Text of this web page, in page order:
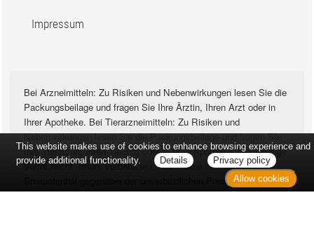
Impressum
Bei Arzneimitteln: Zu Risiken und Nebenwirkungen lesen Sie die
Packungsbeilage und fragen Sie Ihre Ärztin, Ihren Arzt oder in
Ihrer Apotheke. Bei Tierarzneimitteln: Zu Risiken und
Nebenwirkungen lesen Sie die Packungsbeilage und fragen Sie
Ihre Tierärztin, Ihren Tierarzt oder in Ihrer Apotheke. Nur solange
Vorrat reicht. Irrtum vorbehalten. Alle Preise inkl. MwSt. *
Sparpotential gegenüber der unverbindlichen Preisempfehlung
des Herstellers (UVP) oder der unverbindlichen
This website makes use of cookies to enhance browsing experience and
provide additional functionality.
Details
Privacy policy
Allow cookies